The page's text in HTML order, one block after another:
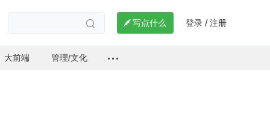
  写点什么 登录 / 注册
大前端 管理/文化